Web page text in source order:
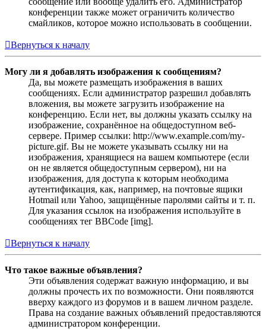
конференции также может ограничить количество
смайликов, которое можно использовать в сообщении.
Вернуться к началу
Могу ли я добавлять изображения к сообщениям?
Да, вы можете размещать изображения в ваших
сообщениях. Если администратор разрешил добавлять
вложения, вы можете загрузить изображение на
конференцию. Если нет, вы должны указать ссылку на
изображение, сохранённое на общедоступном веб-
сервере. Пример ссылки: http://www.example.com/my-
picture.gif. Вы не можете указывать ссылку ни на
изображения, хранящиеся на вашем компьютере (если
он не является общедоступным сервером), ни на
изображения, для доступа к которым необходима
аутентификация, как, например, на почтовые ящики
Hotmail или Yahoo, защищённые паролями сайты и т. п.
Для указания ссылок на изображения используйте в
сообщениях тег BBCode [img].
Вернуться к началу
Что такое важные объявления?
Эти объявления содержат важную информацию, и вы
должны прочесть их по возможности. Они появляются
вверху каждого из форумов и в вашем личном разделе.
Права на создание важных объявлений предоставляются
администратором конференции.